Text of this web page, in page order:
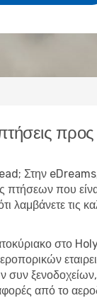
Στην
πτήσεων που
λαμβάνετε
στο
ξενοδοχείων,
από το